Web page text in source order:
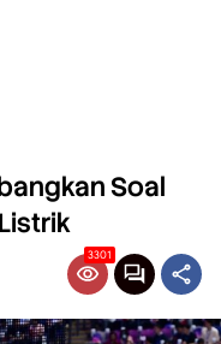
Soal
3301